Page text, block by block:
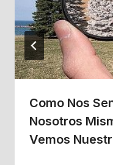
Como Nos
Nosotros
Vemos